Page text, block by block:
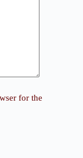
for the